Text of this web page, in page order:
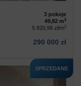
3 pokoje
49,82 m2
5 820,96 zł/m2
290 000 zł
SPRZEDANE